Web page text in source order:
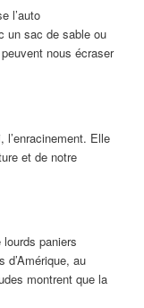
l’auto
un sac de sable ou
nous écraser
l’enracinement. Elle
et de notre
paniers
d’Amérique, au
montrent que la